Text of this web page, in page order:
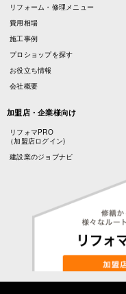
リフォーム・修理メニュー
費用相場
施工事例
プロショップを探す
お役立ち情報
会社概要
加盟店・企業様向け
リフォマPRO
（加盟店ログイン)
建設業のジョブナビ